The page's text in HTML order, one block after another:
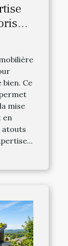
Ce
mise
en
atouts